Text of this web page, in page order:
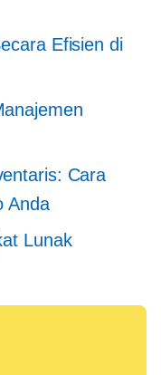
Efisien di
Cara
Anda
Lunak